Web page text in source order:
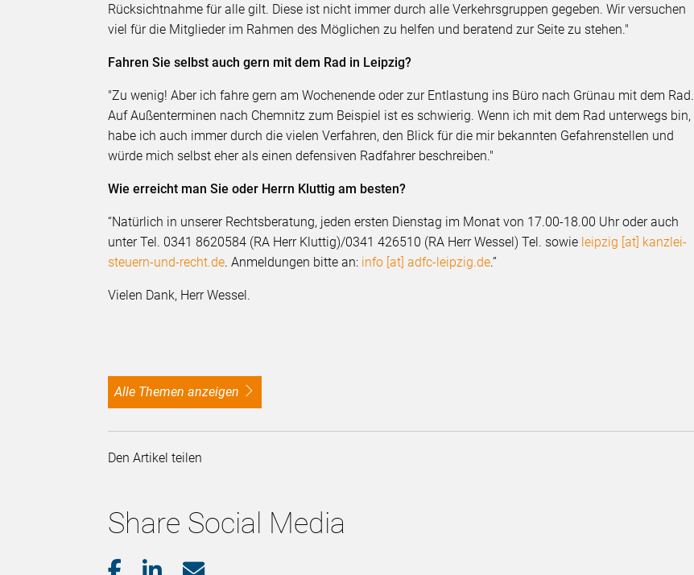
Rücksichtnahme für alle gilt. Diese ist nicht immer durch alle Verkehrsgruppen gegeben. Wir versuchen
viel für die Mitglieder im Rahmen des Möglichen zu helfen und beratend zur Seite zu stehen."
Fahren Sie selbst auch gern mit dem Rad in Leipzig?
"Zu wenig! Aber ich fahre gern am Wochenende oder zur Entlastung ins Büro nach Grünau mit dem Rad.
Auf Außenterminen nach Chemnitz zum Beispiel ist es schwierig. Wenn ich mit dem Rad unterwegs bin,
habe ich auch immer durch die vielen Verfahren, den Blick für die mir bekannten Gefahrenstellen und
würde mich selbst eher als einen defensiven Radfahrer beschreiben."
Wie erreicht man Sie oder Herrn Kluttig am besten?
“Natürlich in unserer Rechtsberatung, jeden ersten Dienstag im Monat von 17.00-18.00 Uhr oder auch
unter Tel. 0341 8620584 (RA Herr Kluttig)/0341 426510 (RA Herr Wessel) Tel. sowie leipzig [at] kanzlei-
steuern-und-recht.de. Anmeldungen bitte an: info [at] adfc-leipzig.de.”
Vielen Dank, Herr Wessel.
alle Themen anzeigen
Den Artikel teilen
Share Social Media